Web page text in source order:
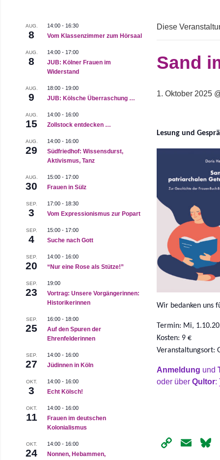
Diese
Sand
1. Oktober 2025
Lesung und
Wir bedanken uns
Termin: Mi,
Kosten: 9 €
Veranstaltungsort:
Anmeldung und
oder überQultor:
Copy
AUG.
8
14:00 - 16:30
Vom Klassenzimmer zum Hörsaal
AUG.
8
14:00 - 17:00
JUB: Kölner Frauen im
Widerstand
AUG.
9
18:00 - 19:00
JUB: Kölsche Überraschung …
AUG.
15
14:00 - 16:00
Zollstock entdecken …
AUG.
29
14:00 - 16:00
Südfriedhof: Wissensdurst,
Aktivismus, Tanz
AUG.
30
15:00 - 17:00
Frauen in Sülz
SEP.
3
17:00 - 18:30
Vom Expressionismus zur Popart
SEP.
4
15:00 - 17:00
Suche nach Gott
SEP.
20
14:00 - 16:00
“Nur eine Rose als Stütze!”
SEP.
23
19:00
Vortrag: Unsere Vorgängerinnen:
Historikerinnen
SEP.
25
16:00 - 18:00
Auf den Spuren der
Ehrenfelderinnen
SEP.
27
14:00 - 16:00
Jüdinnen in Köln
OKT.
3
14:00 - 16:00
Echt Kölsch!
OKT.
11
14:00 - 16:00
Frauen im deutschen
Kolonialismus
OKT.
24
14:00 - 16:00
Nonnen, Hebammen,